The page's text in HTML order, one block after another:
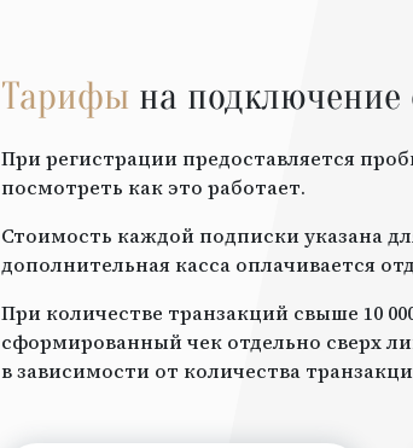
Тарифы на подключение
При регистрации предоставляется
посмотреть как это работает.
Стоимость каждой подписки указана
дополнительная касса оплачивается
При количестве транзакций свыше 10
сформированный чек отдельно сверх
в зависимости от количества